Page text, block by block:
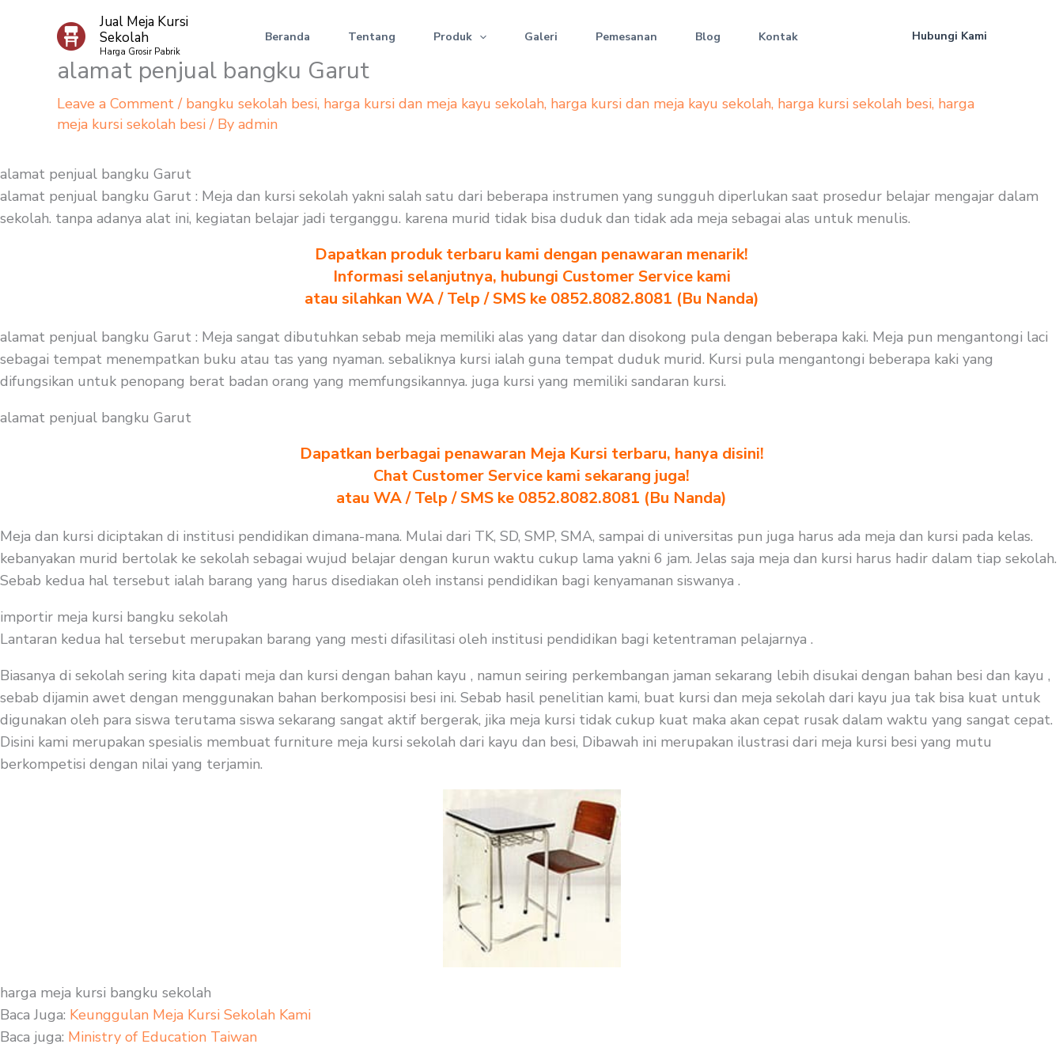
Jual Meja Kursi
Sekolah
Harga Grosir Pabrik
Beranda Tentang Produk Galeri Pemesanan Blog Kontak Hubungi Kami
alamat penjual bangku Garut
Leave a Comment / bangku sekolah besi, harga kursi dan meja kayu sekolah, harga kursi dan meja kayu sekolah, harga kursi sekolah besi, harga
meja kursi sekolah besi/ By admin
alamat penjual bangku Garut
alamat penjual bangku Garut : Meja dan kursi sekolah yakni salah satu dari beberapa instrumen yang sungguh diperlukan saat prosedur belajar mengajar dalam
sekolah. tanpa adanya alat ini, kegiatan belajar jadi terganggu. karena murid tidak bisa duduk dan tidak ada meja sebagai alas untuk menulis.
Dapatkan produk terbaru kami dengan penawaran menarik!
Informasi selanjutnya, hubungi Customer Service kami
atau silahkan WA / Telp / SMS ke 0852.8082.8081 (Bu Nanda)
alamat penjual bangku Garut : Meja sangat dibutuhkan sebab meja memiliki alas yang datar dan disokong pula dengan beberapa kaki. Meja pun mengantongi laci
sebagai tempat menempatkan buku atau tas yang nyaman. sebaliknya kursi ialah guna tempat duduk murid. Kursi pula mengantongi beberapa kaki yang
difungsikan untuk penopang berat badan orang yang memfungsikannya. juga kursi yang memiliki sandaran kursi.
alamat penjual bangku Garut
Dapatkan berbagai penawaran Meja Kursi terbaru, hanya disini!
Chat Customer Service kami sekarang juga!
atau WA / Telp / SMS ke 0852.8082.8081 (Bu Nanda)
Meja dan kursi diciptakan di institusi pendidikan dimana-mana. Mulai dari TK, SD, SMP, SMA, sampai di universitas pun juga harus ada meja dan kursi pada kelas.
kebanyakan murid bertolak ke sekolah sebagai wujud belajar dengan kurun waktu cukup lama yakni 6 jam. Jelas saja meja dan kursi harus hadir dalam tiap sekolah.
Sebab kedua hal tersebut ialah barang yang harus disediakan oleh instansi pendidikan bagi kenyamanan siswanya .
importir meja kursi bangku sekolah
Lantaran kedua hal tersebut merupakan barang yang mesti difasilitasi oleh institusi pendidikan bagi ketentraman pelajarnya .
Biasanya di sekolah sering kita dapati meja dan kursi dengan bahan kayu , namun seiring perkembangan jaman sekarang lebih disukai dengan bahan besi dan kayu ,
sebab dijamin awet dengan menggunakan bahan berkomposisi besi ini. Sebab hasil penelitian kami, buat kursi dan meja sekolah dari kayu jua tak bisa kuat untuk
digunakan oleh para siswa terutama siswa sekarang sangat aktif bergerak, jika meja kursi tidak cukup kuat maka akan cepat rusak dalam waktu yang sangat cepat.
Disini kami merupakan spesialis membuat furniture meja kursi sekolah dari kayu dan besi, Dibawah ini merupakan ilustrasi dari meja kursi besi yang mutu
berkompetisi dengan nilai yang terjamin.
harga meja kursi bangku sekolah
Baca Juga: Keunggulan Meja Kursi Sekolah Kami
Baca juga: Ministry of Education Taiwan